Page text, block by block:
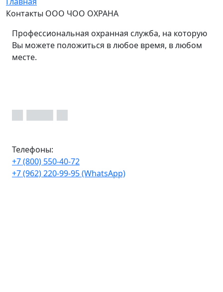
Контакты ООО ЧОО ОХРАНА
Профессиональная охранная служба, на которую
Вы можете положиться в любое время, в любом
месте.
Телефоны:
+7 (800) 550-40-72
+7 (962) 220-99-95 (WhatsApp)